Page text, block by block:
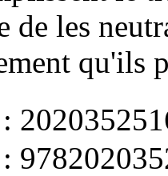
de les
qu'ils